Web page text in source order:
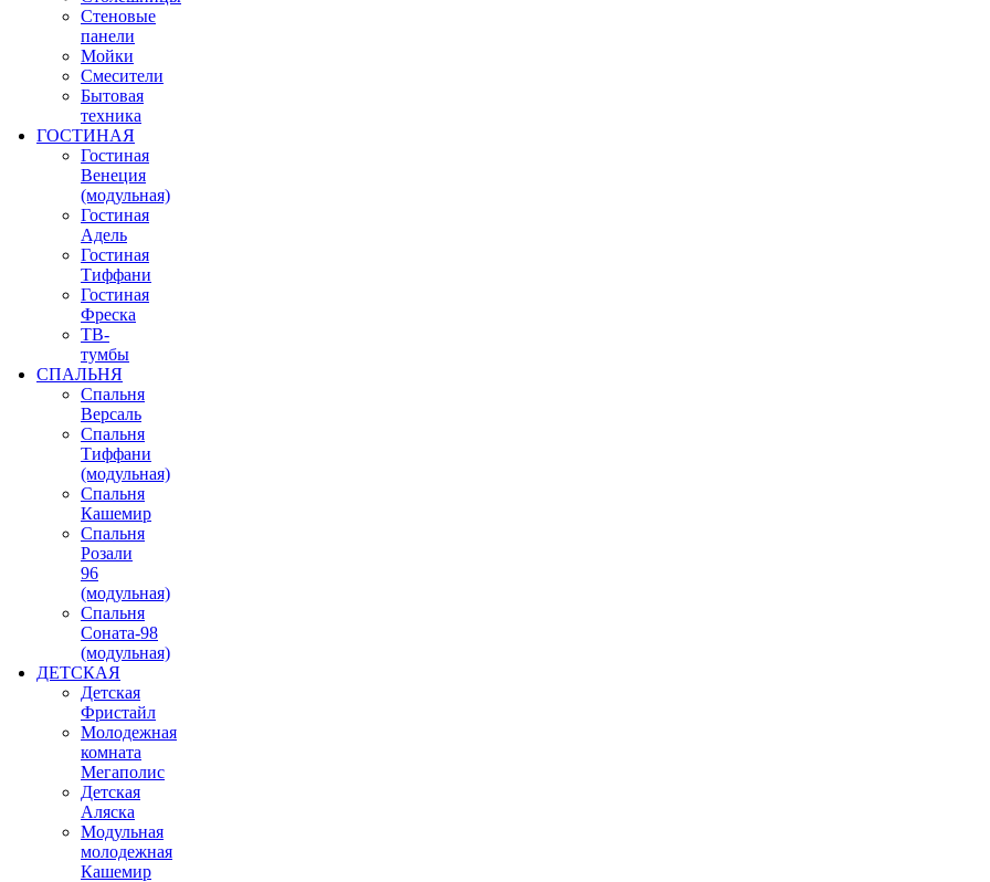
Стеновые
панели
Мойки
Смесители
Бытовая
техника
ГОСТИНАЯ
Гостиная
Венеция
(модульная)
Гостиная
Адель
Гостиная
Тиффани
Гостиная
Фреска
ТВ-
тумбы
СПАЛЬНЯ
Спальня
Версаль
Спальня
Тиффани
(модульная)
Спальня
Кашемир
Спальня
Розали
96
(модульная)
Спальня
Соната-98
(модульная)
ДЕТСКАЯ
Детская
Фристайл
Молодежная
комната
Мегаполис
Детская
Аляска
Модульная
молодежная
Кашемир